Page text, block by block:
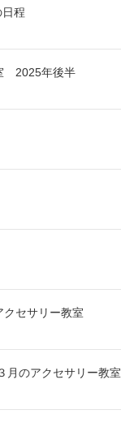
程
2025年後半
セサリー教室
月のアクセサリー教室